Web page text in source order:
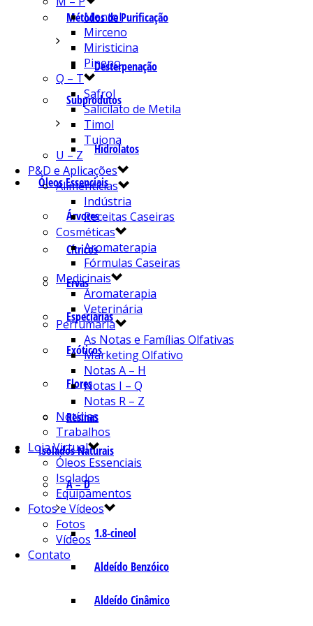
Métodos de Purificação
Desterpenação
Subprodutos
Hidrolatos
Óleos Essenciais
Árvores
Cítricos
Ervas
Especiarias
Exóticos
Flores
Resinas
Isolados Naturais
A – D
1.8-cineol
Aldeído Benzóico
Aldeído Cinâmico
Mentol
Mirceno
Miristicina
Pineno
Q – T
Safrol
Salicilato de Metila
Timol
Tujona
U – Z
P&D e Aplicações
Alimentícias
Indústria
Receitas Caseiras
Cosméticas
Aromaterapia
Fórmulas Caseiras
Medicinais
Aromaterapia
Veterinária
Perfumaria
As Notas e Famílias Olfativas
Marketing Olfativo
Notas A – H
Notas I – Q
Notas R – Z
Notícias
Trabalhos
Loja Virtual
Óleos Essenciais
Isolados
Equipamentos
Fotos e Vídeos
Fotos
Vídeos
Contato